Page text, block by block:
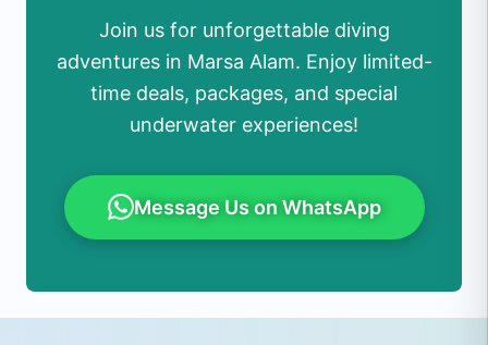
Join us for unforgettable diving
adventures in Marsa Alam. Enjoy limited-
time deals, packages, and special
underwater experiences!
Message Us on WhatsApp